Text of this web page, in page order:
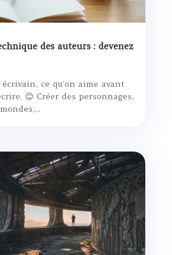
des auteurs : devenez
écrivain, ce qu’on aime avant
😊 Créer des personnages,